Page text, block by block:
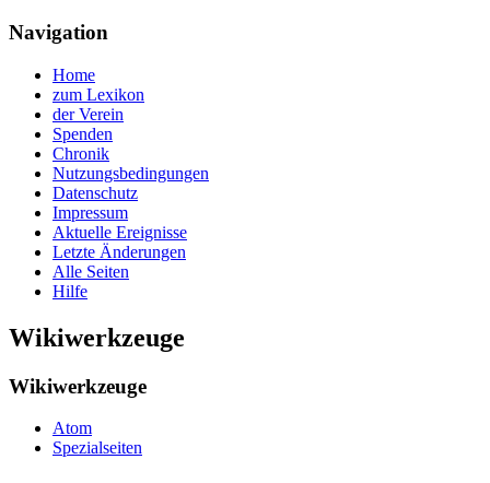
Navigation
Home
zum Lexikon
der Verein
Spenden
Chronik
Nutzungsbedingungen
Datenschutz
Impressum
Aktuelle Ereignisse
Letzte Änderungen
Alle Seiten
Hilfe
Wikiwerkzeuge
Wikiwerkzeuge
Atom
Spezialseiten